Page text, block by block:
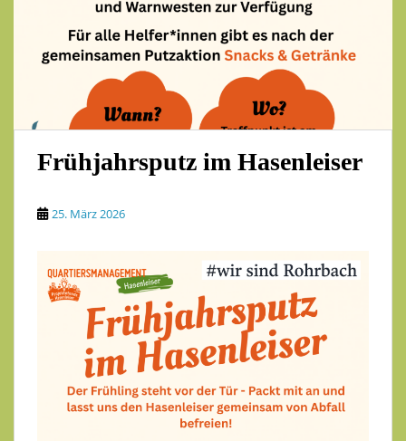
Frühjahrsputz im Hasenleiser
25. März 2026